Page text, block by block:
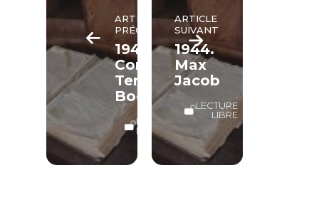
ARTICLE
PRÉCÉDENT
1944.
Corrie
Ten
Boom
LECTURE
LIBRE
ARTICLE
SUIVANT
1944.
Max
Jacob
LECTURE
LIBRE